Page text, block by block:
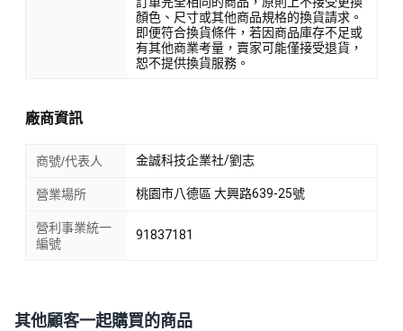
顏色、尺寸或其他商品規格的換貨請求。
即便符合換貨條件，若因商品庫存不足或
有其他商業考量，賣家可能僅接受退貨，
恕不提供換貨服務。
廠商資訊
商號/代表人 金誠科技企業社/劉志
營業場所 桃園市八德區 大興路639-25號
營利事業統一
編號
91837181
其他顧客一起購買的商品